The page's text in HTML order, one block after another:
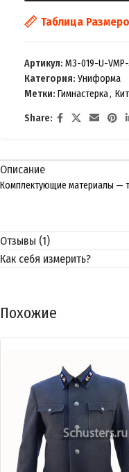
Таблица
Артикул: M3-019-U-
Категория: Униформа
Метки: Гимнастерка,
Share:
Описание
Комплектующие материалы —
Отзывы (1)
Как себя измерить?
Похожие